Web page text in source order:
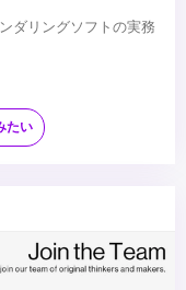
ダリングソフトの実務
い方
きる方
たい